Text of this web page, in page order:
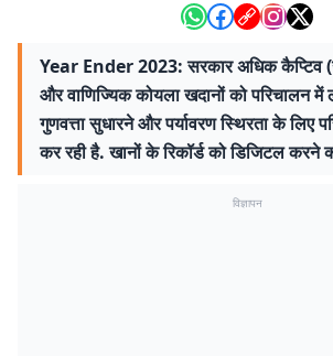
Year Ender 2023: सरकार अधिक कैप्टिव
और वाणिज्यिक कोयला खदानों को परिचालन
गुणवत्ता सुधारने और पर्यावरण स्थिरता के लिए
कर रही है. खानों के रिकॉर्ड को डिजिटल करने
विज्ञापन